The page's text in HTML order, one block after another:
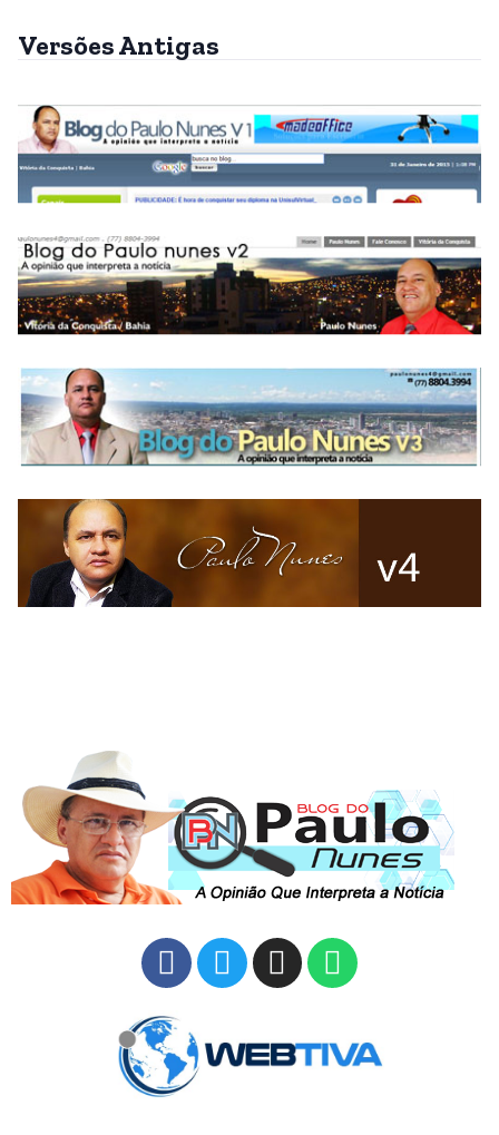
Versões Antigas